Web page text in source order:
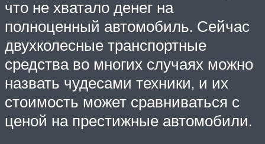
что не хватало денег на
полноценный автомобиль. Сейчас
двухколесные транспортные
средства во многих случаях можно
назвать чудесами техники, и их
стоимость может сравниваться с
ценой на престижные автомобили.